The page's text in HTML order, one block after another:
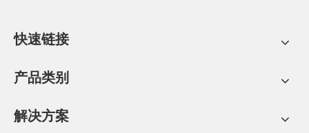
快速链接
产品类别
解决方案